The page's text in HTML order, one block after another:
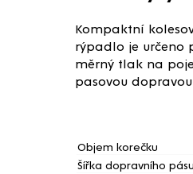
Kompaktní
rýpadlo je určeno
měrný tlak na
pasovou
Objem korečku
Šířka dopravního pásu